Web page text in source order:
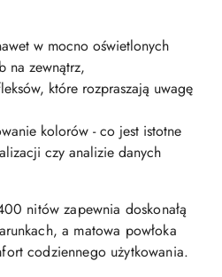
w mocno oświetlonych
na zewnątrz,
które rozpraszają uwagę
kolorów - co jest istotne
czy analizie danych
nitów zapewnia doskonałą
a matowa powłoka
codziennego użytkowania.